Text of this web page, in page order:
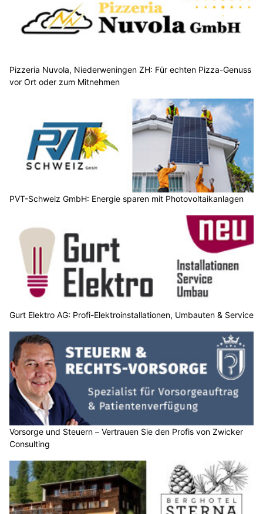
Pizzeria Nuvola, Niederweningen ZH: Für echten Pizza-Genuss
vor Ort oder zum Mitnehmen
PVT-Schweiz GmbH: Energie sparen mit Photovoltaikanlagen
Gurt Elektro AG: Profi-Elektroinstallationen, Umbauten & Service
Vorsorge und Steuern – Vertrauen Sie den Profis von Zwicker
Consulting